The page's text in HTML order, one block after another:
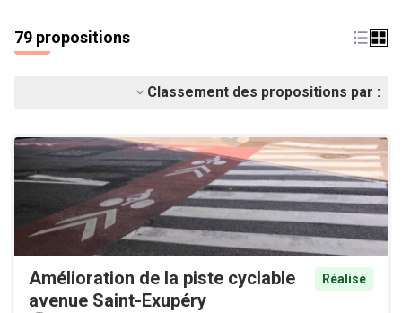
79 propositions
Classement des propositions par :
Amélioration de la piste cyclable
avenue Saint-Exupéry
Réalisé